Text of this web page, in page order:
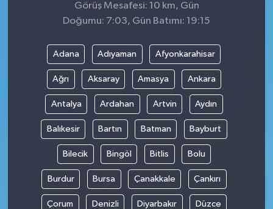
Görüş Mesafesi: 10 km, Gün
Doğumu: 7:03, Gün Batımı: 19:15
Adana Adıyaman Afyonkarahisar
Ağrı Aksaray Amasya Ankara
Antalya Ardahan Artvin Aydın
Balıkesir Bartın Batman Bayburt
Bilecik Bingöl Bitlis Bolu
Burdur Bursa Çanakkale Çankırı
Çorum Denizli Diyarbakır Düzce